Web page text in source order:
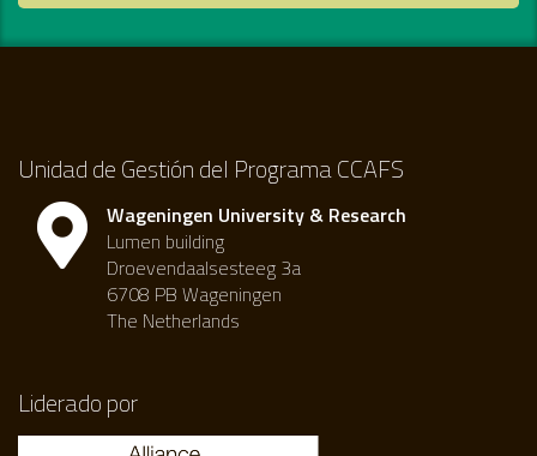
Unidad de Gestión del Programa CCAFS
Wageningen University & Research
Lumen building
Droevendaalsesteeg 3a
6708 PB Wageningen
The Netherlands
Liderado por